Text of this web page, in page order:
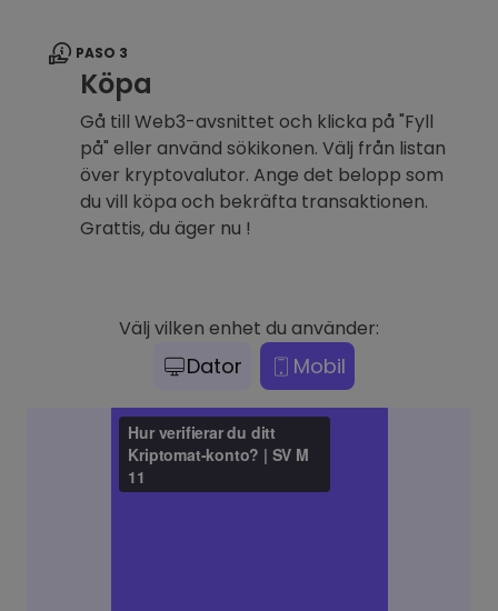
PASO 3
Köpa
Gå till Web3-avsnittet och klicka på "Fyll
på" eller använd sökikonen. Välj från listan
över kryptovalutor. Ange det belopp som
du vill köpa och bekräfta transaktionen.
Grattis, du äger nu !
Välj vilken enhet du använder:
Dator Mobil